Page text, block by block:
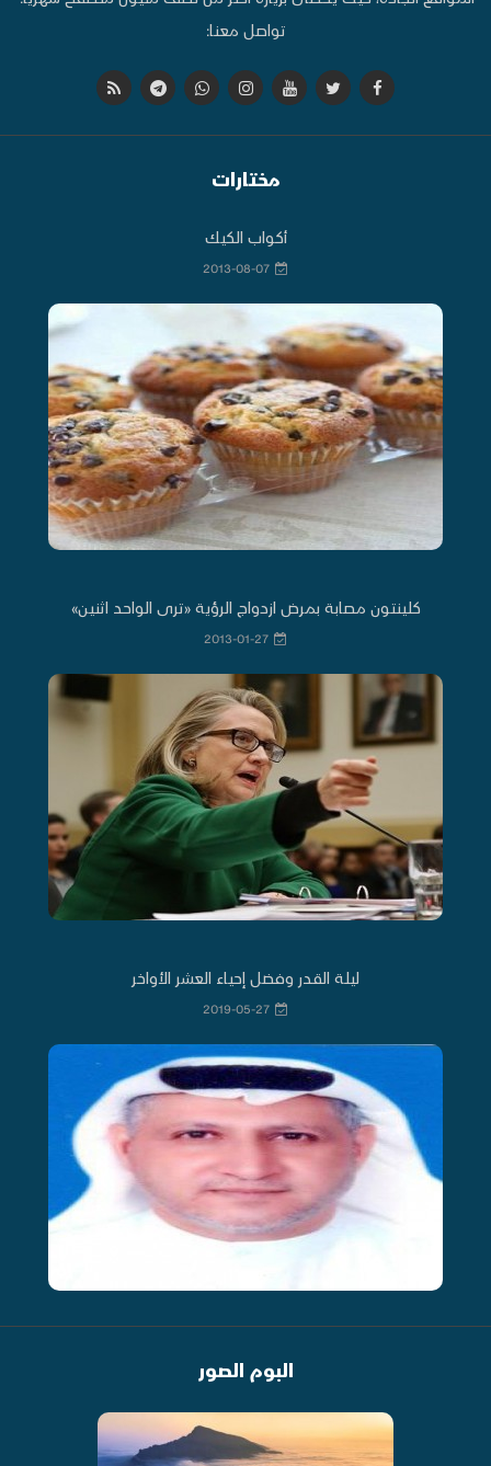
تواصل معنا:
مختارات
أكواب الكيك
2013-08-07
كلينتون مصابة بمرض ازدواج الرؤية «ترى الواحد اثنين»
2013-01-27
ليلة القدر وفضل إحياء العشر الأواخر
2019-05-27
البوم الصور